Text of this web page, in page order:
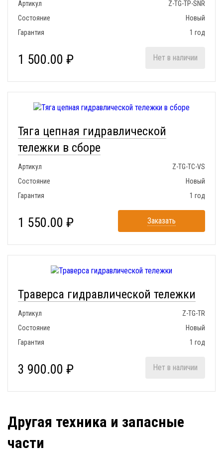
Артикул
Z-TG-TP-SNR
Состояние
Новый
Гарантия
1 год
1 500.00 ₽ Нет в наличии
Тяга цепная гидравлической
тележки в сборе
Артикул
Z-TG-TC-VS
Состояние
Новый
Гарантия
1 год
1 550.00 ₽ Заказать
Траверса гидравлической тележки
Артикул
Z-TG-TR
Состояние
Новый
Гарантия
1 год
3 900.00 ₽ Нет в наличии
Другая техника и запасные
части